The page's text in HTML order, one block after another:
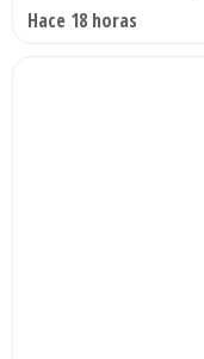
Hace 18 horas